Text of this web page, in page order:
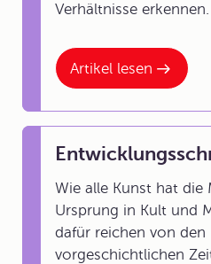
Artikel lesen
Verhältnisse erkennen.
Wie alle Kunst hat die
Ursprung in Kult und
dafür reichen von den
vorgeschichtlichen